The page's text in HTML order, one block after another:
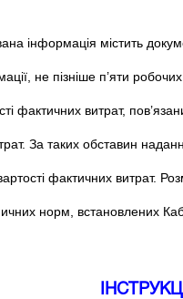
містить
не пізніше п’яти
фактичних витрат,
За таких обставин
фактичних витрат.
норм, встановлених
ІНСТРУ